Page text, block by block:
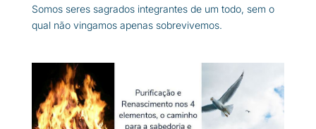
Somos seres sagrados integrantes de um todo, sem o
qual não vingamos apenas sobrevivemos.